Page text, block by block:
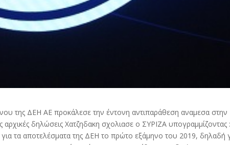
της ΔΕΗ ΑΕ προκάλεσε την έντονη αντιπαράθεση αναμεσα στην
αρχικές δηλώσεις Χατζηδακη σχολιασε ο ΣΥΡΙΖΑ υπογραμμίζοντας :
για τα αποτελέσματα της ΔΕΗ το πρώτο εξάμηνο του 2019, δηλαδή